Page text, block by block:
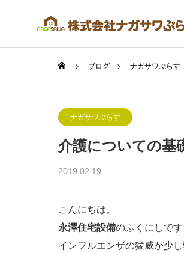
事業内容
ブログ ナガサワぷらす
ナガサワぷらす
介護についての基
2019.02.19
こんにちは。
永澤住宅設備のふくにしで
インフルエンザの猛威が少